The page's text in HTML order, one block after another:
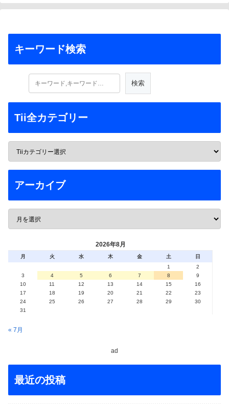
キーワード検索
Tii全カテゴリー
アーカイブ
2026年8月
月 火 水 木 金 土
日
1
2
3
4 5 6 7 8
9
10
11 12 13 14 15
16
17
18 19 20 21 22
23
24
25 26 27 28 29
30
31
« 7月
ad
最近の投稿